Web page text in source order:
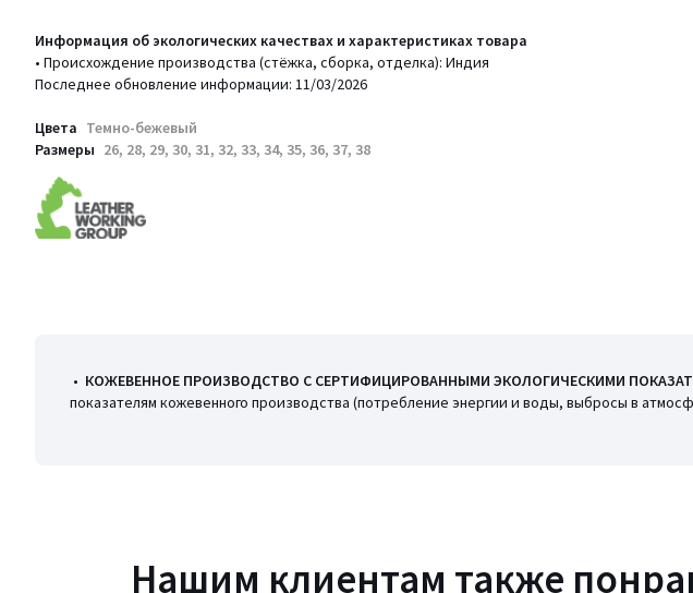
Информация об экологических качествах и характеристиках товара
• Происхождение производства (стёжка, сборка, отделка): Индия
Последнее обновление информации: 11/03/2026
Цвета Темно-бежевый
Размеры 26, 28, 29, 30, 31, 32, 33, 34, 35, 36, 37, 38
• КОЖЕВЕННОЕ ПРОИЗВОДСТВО С СЕРТИФИЦИРОВАННЫМИ ЭКОЛОГИЧЕСКИМИ
показателям кожевенного производства (потребление энергии и воды, выбросы в
Нашим клиентам также